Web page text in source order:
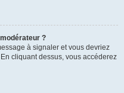
?
à signaler et vous devriez
cliquant dessus, vous accéderez